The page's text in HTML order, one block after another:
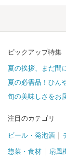
ピックアップ特集
夏の挨拶、まだ間
夏の必需品！ひん
旬の美味しさをお
注目のカテゴリ
ビール・発泡酒
惣菜・食材 扇風